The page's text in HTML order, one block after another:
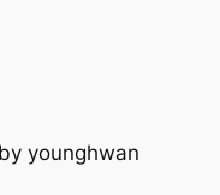
younghwan